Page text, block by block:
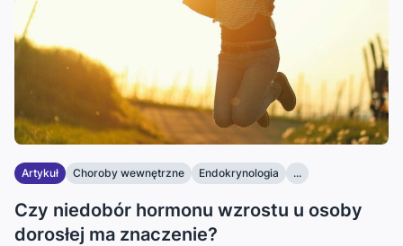
Artykuł Choroby wewnętrzne Endokrynologia ...
Czy niedobór hormonu wzrostu u osoby
dorosłej ma znaczenie?